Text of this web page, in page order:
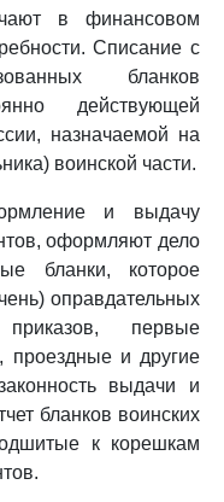
в финансовом
Списание с
бланков
действующей
назначаемой на
воинской части.
и выдачу
оформляют дело
бланки, которое
оправдательных
первые
проездные и другие
выдачи и
бланков воинских
к корешкам